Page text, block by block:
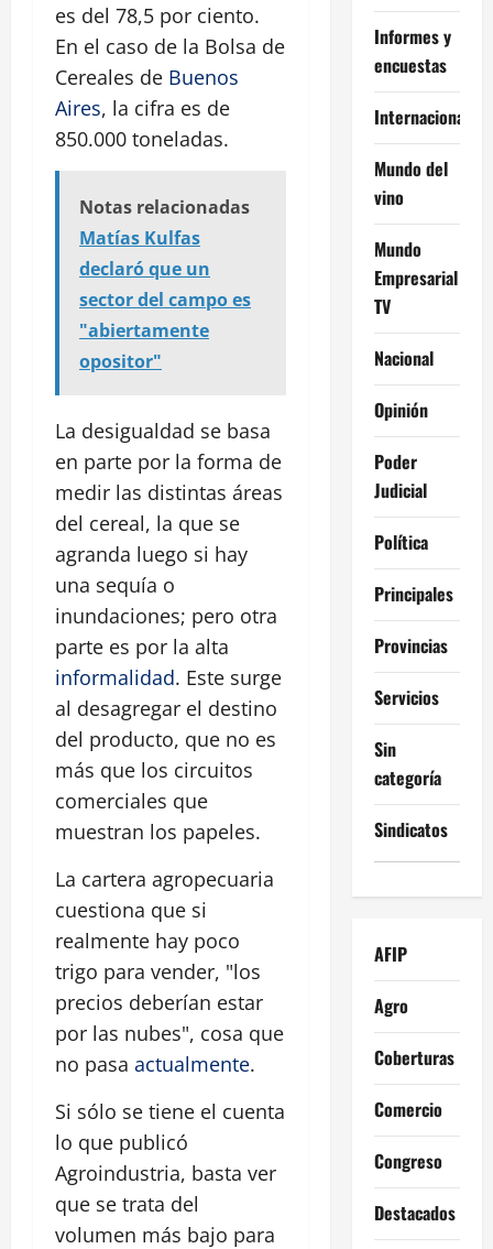
es del 78,5 por ciento.
En el caso de la Bolsa de
Cereales de Buenos
Aires, la cifra es de
850.000 toneladas.
Notas relacionadas
Matías Kulfas
declaró que un
sector del campo es
"abiertamente
opositor"
La desigualdad se basa
en parte por la forma de
medir las distintas áreas
del cereal, la que se
agranda luego si hay
una sequía o
inundaciones; pero otra
parte es por la alta
informalidad. Este surge
al desagregar el destino
del producto, que no es
más que los circuitos
comerciales que
muestran los papeles.
La cartera agropecuaria
cuestiona que si
realmente hay poco
trigo para vender, "los
precios deberían estar
por las nubes", cosa que
no pasa actualmente.
Si sólo se tiene el cuenta
lo que publicó
Agroindustria, basta ver
que se trata del
volumen más bajo para
Informes y
encuestas
Internacional
Mundo del
vino
Mundo
Empresarial
TV
Nacional
Opinión
Poder
Judicial
Política
Principales
Provincias
Servicios
Sin
categoría
Sindicatos
AFIP
Agro
Coberturas
Comercio
Congreso
Destacados